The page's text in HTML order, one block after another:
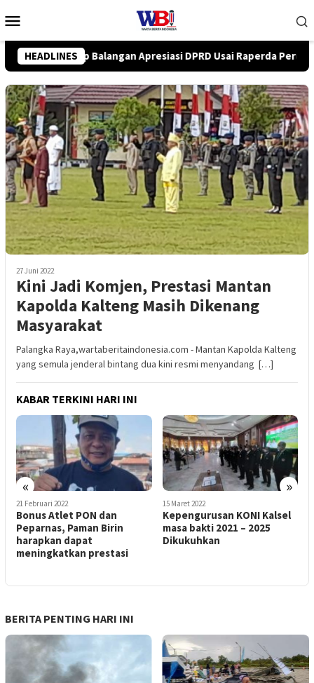
ke
Mobile
HEADLINES
Raperda Perubahan APBD 2026 Resmi Disepakati
27 Juni 2022
Kini Jadi Komjen, Prestasi Mantan
Kapolda Kalteng Masih Dikenang
Masyarakat
Palangka Raya,wartaberitaindonesia.com - Mantan Kapolda Kalteng
yang semula jenderal bintang dua kini resmi menyandang […]
KABAR TERKINI HARI INI
« »
21 Februari 2022
Bonus Atlet PON dan
Peparnas, Paman Birin
harapkan dapat
meningkatkan prestasi
15 Maret 2022
Kepengurusan KONI Kalsel
masa bakti 2021 – 2025
Dikukuhkan
BERITA PENTING HARI INI